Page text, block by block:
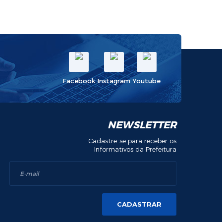
Facebook Instagram Youtube
NEWSLETTER
Cadastre-se para receber os
Informativos da Prefeitura
CADASTRAR